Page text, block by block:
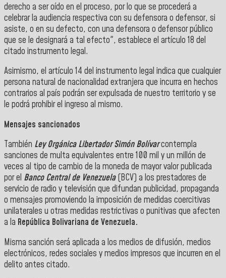
derecho a ser oído en el proceso, por lo que se procederá a
celebrar la audiencia respectiva con su defensora o defensor, si
asiste, o en su defecto, con una defensora o defensor público
que se le designará a tal efecto", establece el artículo 18 del
citado instrumento legal.
Asimismo, el artículo 14 del instrumento legal indica que cualquier
persona natural de nacionalidad extranjera que incurra en hechos
contrarios al país podrán ser expulsada de nuestro territorio y se
le podrá prohibir el ingreso al mismo.
Mensajes sancionados
También Ley Orgánica Libertador Simón Bolívarcontempla
sanciones de multa equivalentes entre 100 mil y un millón de
veces al tipo de cambio de la moneda de mayor valor publicada
por el Banco Central de Venezuela(BCV) a los prestadores de
servicio de radio y televisión que difundan publicidad, propaganda
o mensajes promoviendo la imposición de medidas coercitivas
unilaterales u otras medidas restrictivas o punitivas que afecten
a la República Bolivariana de Venezuela.
Misma sanción será aplicada a los medios de difusión, medios
electrónicos, redes sociales y medios impresos que incurren en el
delito antes citado.